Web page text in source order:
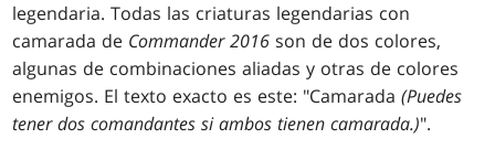
legendaria. Todas las criaturas legendarias con
camarada de Commander 2016 son de dos colores,
algunas de combinaciones aliadas y otras de colores
enemigos. El texto exacto es este: "Camarada (Puedes
tener dos comandantes si ambos tienen camarada.)".